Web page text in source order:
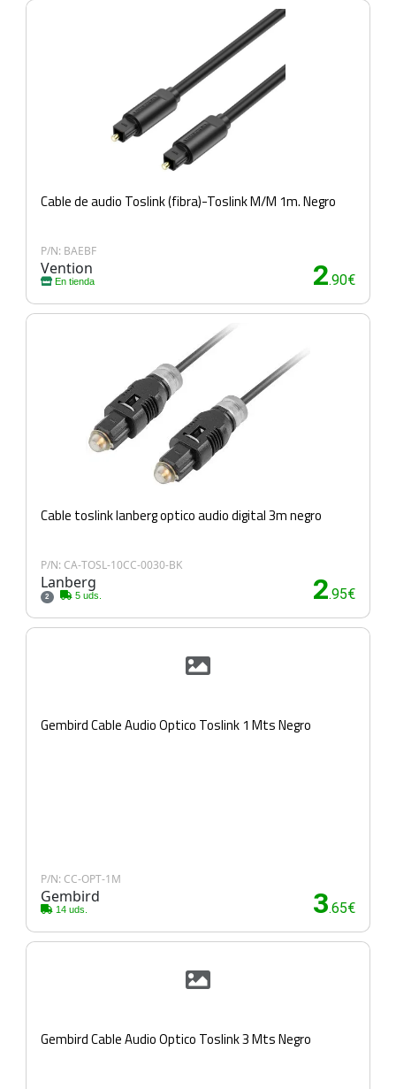
Cable de audio Toslink (fibra)-Toslink M/M 1m. Negro
P/N: BAEBF
Vention
En tienda 2.90€
Cable toslink lanberg optico audio digital 3m negro
P/N: CA-TOSL-10CC-0030-BK
Lanberg
2 5 uds. 2.95€
Gembird Cable Audio Optico Toslink 1 Mts Negro
P/N: CC-OPT-1M
Gembird
14 uds. 3.65€
Gembird Cable Audio Optico Toslink 3 Mts Negro